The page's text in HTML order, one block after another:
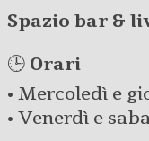
Spazio bar &
🕒 Orari
• Mercoledì e
• Venerdì e